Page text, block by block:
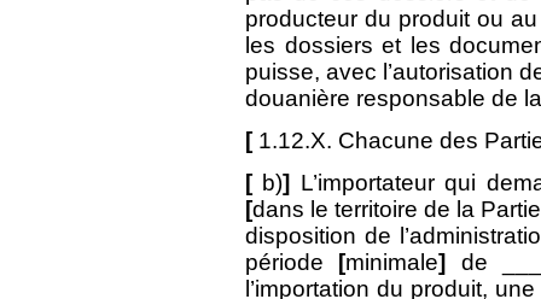
producteur du produit ou
les dossiers et les
puisse, avec l’autorisation
douanière responsable de
[ 1.12.X. Chacune des
[ b)] L’importateur qui
[dans le territoire de la
disposition de
période [minimale] de
l’importation du produit,